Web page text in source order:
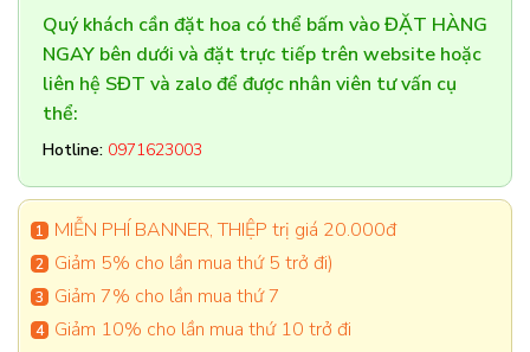
Quý khách cần đặt hoa có thể bấm vào ĐẶT HÀNG
NGAY bên dưới và đặt trực tiếp trên website hoặc
liên hệ SĐT và zalo để được nhân viên tư vấn cụ
thể:
Hotline: 0971623003
MIỄN PHÍ BANNER, THIỆP trị giá 20.000đ
Giảm 5% cho lần mua thứ 5 trở đi)
Giảm 7% cho lần mua thứ 7
Giảm 10% cho lần mua thứ 10 trở đi